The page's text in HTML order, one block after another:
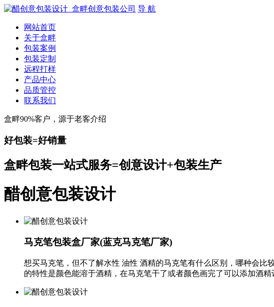
导 航
网站首页
关于盒畔
包装案例
包装定制
远程打样
产品中心
品质管控
联系我们
盒畔90%客户，源于老客介绍
好包装=好销量
盒畔包装一站式服务=创意设计+包装生产
醋创意包装设计
马克笔包装盒厂家(蓝克马克笔厂家)
想买马克笔，但不了解水性 油性 酒精的马克笔有什么区别，哪种会
的特性是颜色能溶于酒精，在马克笔干了或者颜色画完了可以添加酒